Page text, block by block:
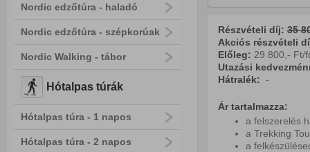
Nordic edzőtúra - haladó
Nordic edzőtúra - szépkorúak
Nordic Walking - tábor
Hótalpas túrák
Hótalpas túra - 1 napos
Hótalpas túra - 2 napos
Részvételi díj: 35
Akciós részvételi
Előleg: 29 800,- Ft/
Utazási
Hátralék: -
Ár tartalmazza:
a felszerelés
a Trekking
a